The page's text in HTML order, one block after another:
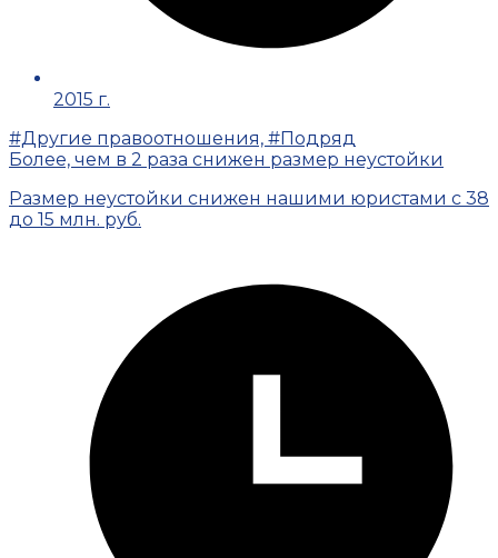
2015 г.
#Другие правоотношения, #Подряд
Более, чем в 2 раза снижен размер неустойки
Размер неустойки снижен нашими юристами с 38
до 15 млн. руб.